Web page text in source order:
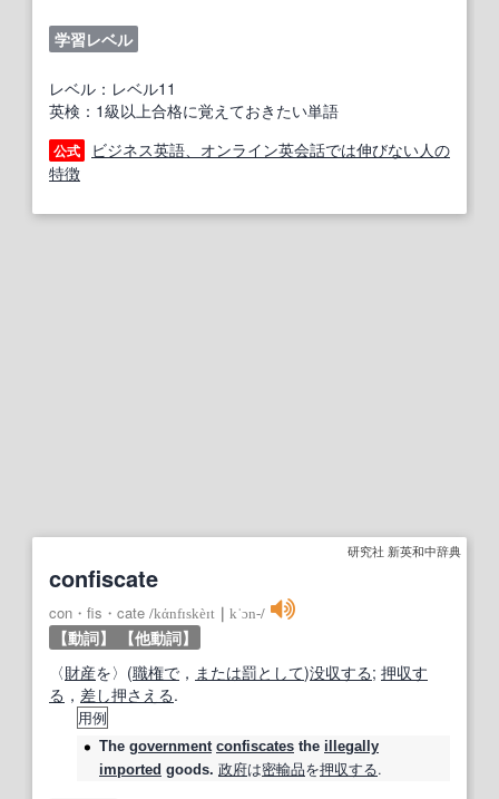
学習レベル
レベル：レベル11
英検：1級以上合格に覚えておきたい単語
公式
ビジネス英語、オンライン英会話では伸びない人の
特徴
研究社 新英和中辞典
confiscate
con・fis・cate /kάnfɪskèɪt kˈɔn‐/
【動詞】
【他動詞】
〈財産を〉(職権で ， または罰として)没収する; 押収す
る ， 差し押さえる.
用例
The government confiscates the illegally
imported goods. 政府は密輸品を押収する.